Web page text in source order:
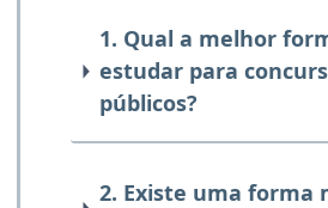
1. Qual a melhor
estudar para
públicos?
2. Existe uma forma